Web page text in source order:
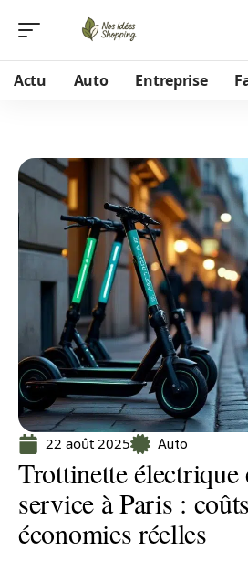
Actu Auto Entreprise
22 août 2025 Auto
Trottinette
service à Paris :
économies réelles